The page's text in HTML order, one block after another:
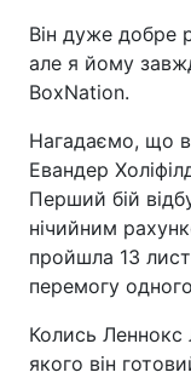
Він дуже добре
але я йому
BoxNation.
Нагадаємо, що
Евандер
Перший бій
нічийним
пройшла 13
перемогу
Колись Леннокс
якого він